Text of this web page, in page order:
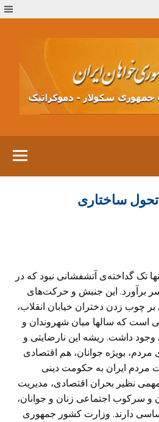
ساختاری
تک گداخته‌ی آتشفشانی نبود که در
برآورد. این جنبش و حرکت‌های
چوب زدن دختران خیابان انقلاب،
است که سالها میان شهروندان و
داشت. ریشه این نارضایتی و
بویژه جوانان، هم اقتصادی
ایران به حکومت دینی
نظیر بحران اقتصادی، مدیریت
و سرکوب اجتماعی زنان و جوانان،
دارند. وزارت کشور جمهوری